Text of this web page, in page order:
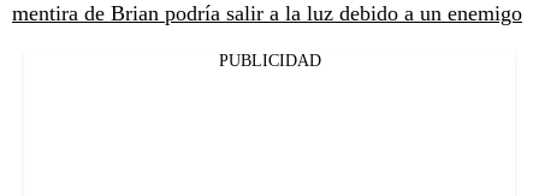
mentira de Brian podría salir a la luz debido a un enemigo
PUBLICIDAD